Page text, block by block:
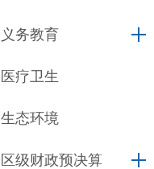
义务教育
医疗卫生
生态环境
区级财政预决算